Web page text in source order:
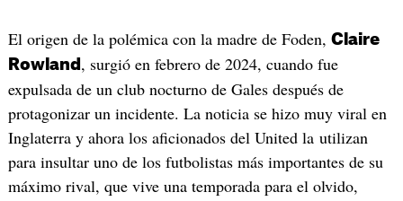
El origen de la polémica con la madre de Foden, Claire
Rowland , surgió en febrero de 2024, cuando fue
expulsada de un club nocturno de Gales después de
protagonizar un incidente. La noticia se hizo muy viral en
Inglaterra y ahora los aficionados del United la utilizan
para insultar uno de los futbolistas más importantes de su
máximo rival, que vive una temporada para el olvido,